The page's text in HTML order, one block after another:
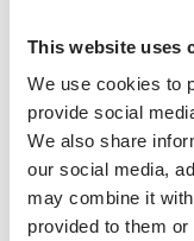
This website uses
We use cookies to
provide social
We also share
our social media,
may combine it
provided to them
ultimativen
dafür, ihn aus
Dafür geht sie
schon bald
Als Smoke
scheint es, als